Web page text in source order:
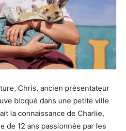
Chris, ancien présentateur
bloqué dans une petite ville
la connaissance de Charlie,
de 12 ans passionnée par les